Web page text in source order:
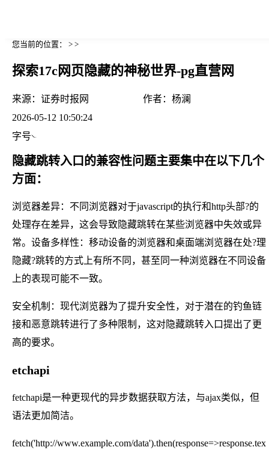
您当前的位置： > >
探索17c网页隐藏的神秘世界-pg直营网
来源： 证券时报网 作者： 杨澜
2026-05-12 10:50:24
字号
隐藏跳转入口的兼容性问题主要集中在以下几个
方面：
浏览器差异：不同浏览器对于javascript的执行和http头部?的
处理存在差异，这会导致隐藏跳转在某些浏览器中失效或异
常。设备多样性：移动设备的浏览器和桌面端浏览器在处?理
隐藏?跳转的方式上有所不同，甚至同一种浏览器在不同设备
上的表现可能不一致。
安全机制：现代浏览器为了提升安全性，对于潜在的钓鱼链
接和恶意跳转进行了多种限制，这对隐藏跳转入口提出了更
高的要求。
etchapi
fetchapi是一种更现代的异步数据获取方法，与ajax类似，但
语法更加简洁。
fetch('http://www.example.com/data').then(response=>response.tex